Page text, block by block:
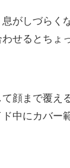
がしづらく
せるとちょ
顔まで覆え
中にカバー